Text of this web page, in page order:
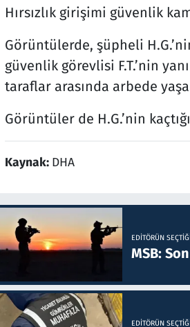
Hırsızlık girişimi güvenlik
Görüntülerde, şüpheli
güvenlik görevlisi F.T.’nin
taraflar arasında arbede
Görüntüler de H.G.’nin
Kaynak: DHA
EDITÖRÜN SEÇTIĞI
MSB:
EDITÖRÜN SEÇTIĞI